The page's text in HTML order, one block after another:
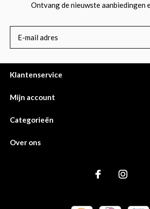
Ontvang de nieuwste aanbiedingen
Klantenservice
Mijn account
Categorieën
Over ons